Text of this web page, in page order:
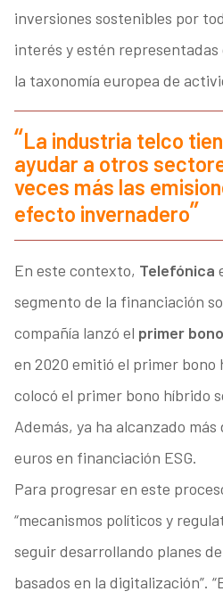
inversiones sostenibles por
interés y estén representadas
la taxonomía europea de
La industria telco
ayudar a otros
veces más las
efecto invernadero
En este contexto, Telefónica
segmento de la financiación
compañía lanzó el primer
en 2020 emitió el primer bono
colocó el primer bono híbrido
Además, ya ha alcanzado más
euros en financiación ESG.
Para progresar en este
“mecanismos políticos y
seguir desarrollando planes
basados en la digitalización”.